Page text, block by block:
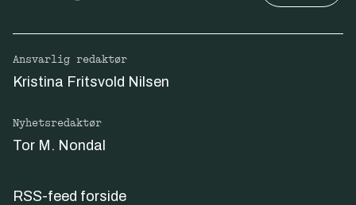
Ansvarlig redaktør
Kristina Fritsvold Nilsen
Nyhetsredaktør
Tor M. Nondal
RSS-feed forside